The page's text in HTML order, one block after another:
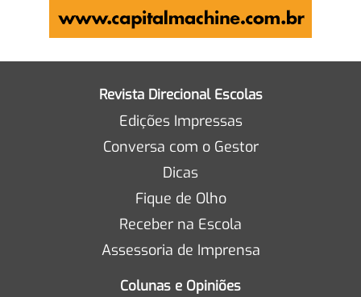
Revista Direcional Escolas
Edições Impressas
Conversa com o Gestor
Dicas
Fique de Olho
Receber na Escola
Assessoria de Imprensa
Colunas e Opiniões